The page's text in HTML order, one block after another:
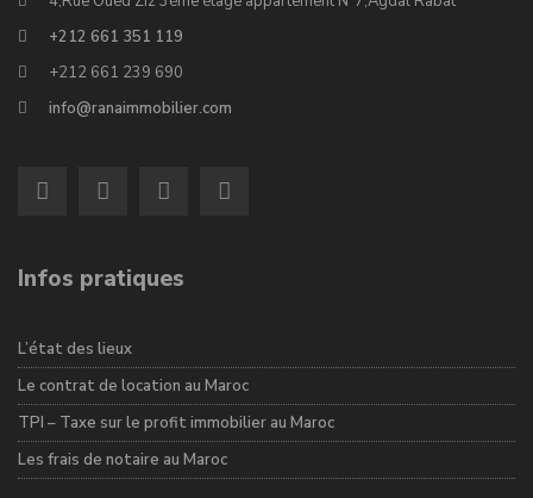
+212 661 351 119
+212 661 239 690
info@ranaimmobilier.com
Infos pratiques
L’état des lieux
Le contrat de location au Maroc
TPI – Taxe sur le profit immobilier au Maroc
Les frais de notaire au Maroc